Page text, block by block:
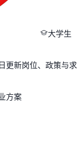
大学生
更新岗位、政策与求
方案